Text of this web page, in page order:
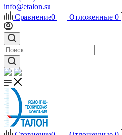
info@etalon.su
Сравнение0 Отложенные 0